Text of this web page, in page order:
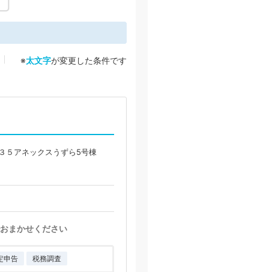
※太文字が変更した条件です
５アネックスうずら5号棟
まかせください
申告 税務調査